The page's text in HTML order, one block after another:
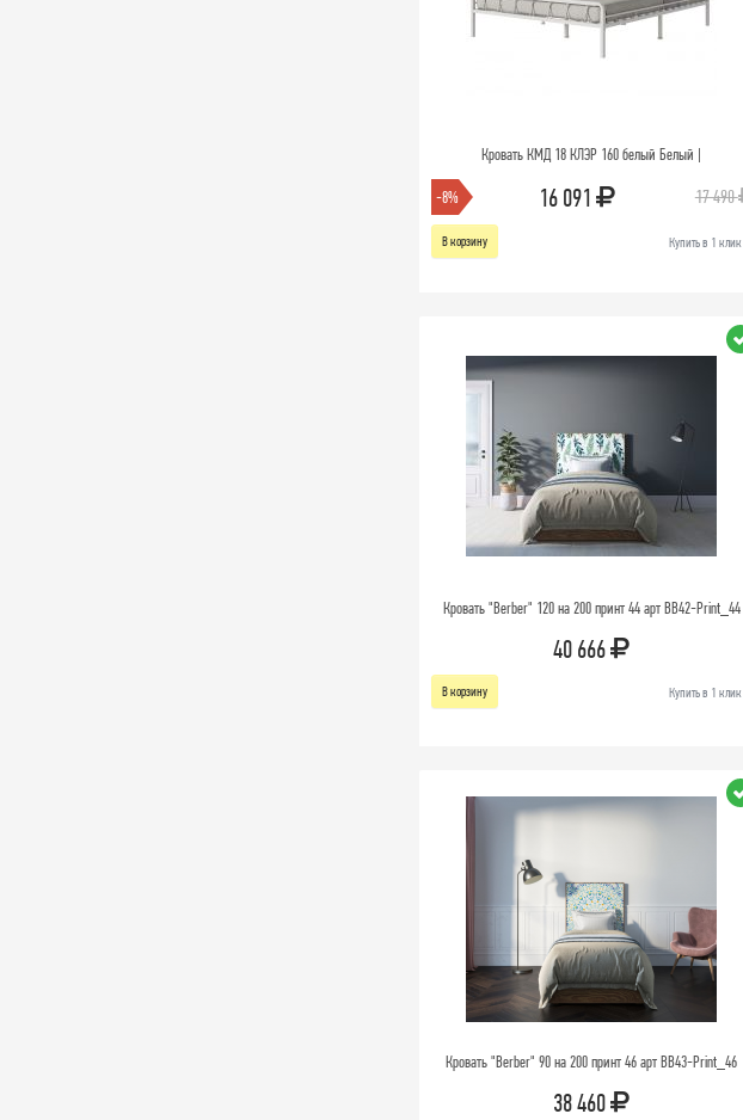
Кровать КМД 18 КЛЭР 160 белый Белый |
-8% 16 091 17 490
В корзину Купить в 1 клик
Кровать "Berber" 120 на 200 принт 44 арт BB42-Print_44
40 666
В корзину Купить в 1 клик
Кровать "Berber" 90 на 200 принт 46 арт BB43-Print_46
38 460